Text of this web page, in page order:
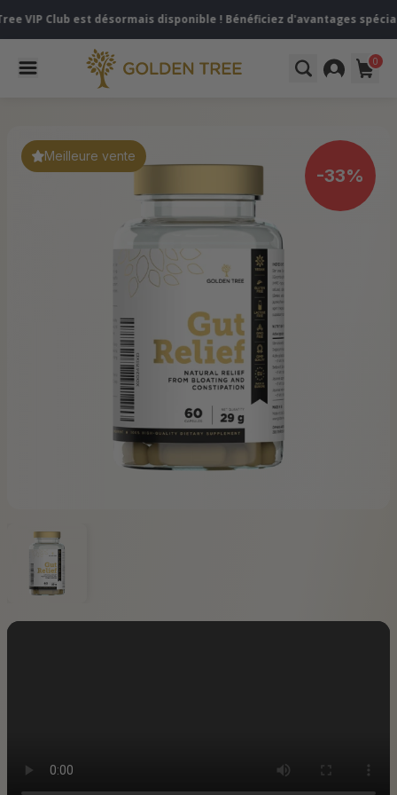
est désormais disponible ! Bénéficiez d'avantages spéciaux
0
-33%
Meilleure vente